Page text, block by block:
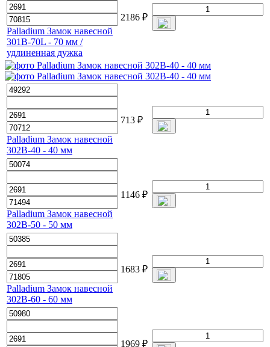
Palladium Замок навесной
301B-70L - 70 мм /
удлиненная дужка
2186 ₽
Palladium Замок навесной
302B-40 - 40 мм
713 ₽
Palladium Замок навесной
302B-50 - 50 мм
1146 ₽
Palladium Замок навесной
302B-60 - 60 мм
1683 ₽
1969 ₽